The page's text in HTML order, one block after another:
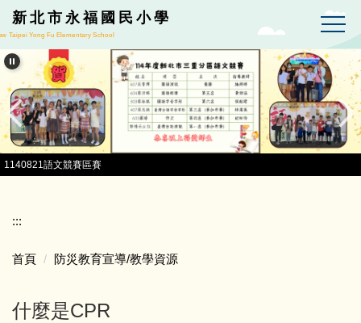
跳到主要內容區
新北市永福國民小學
Taipei Yong Fu Elementary School
1140821語文競賽區賽
:::
首頁 防災教育宣導/教學資源
什麼是CPR